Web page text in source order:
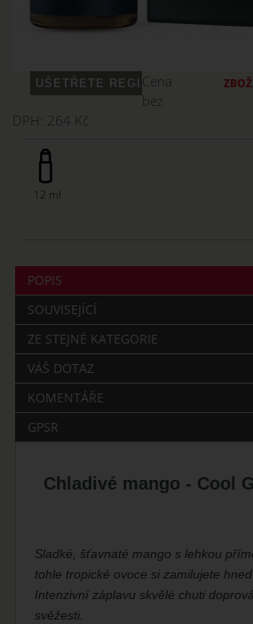
Cena
bez
DPH: 264 Kč
12 ml
POPIS
SOUVISEJÍCÍ
ZE STEJNÉ KATEGORIE
VÁŠ DOTAZ
KOMENTÁŘE
GPSR
Chladivé mango - Cool
Sladké, šťavnaté mango s lehkou
tohle tropické ovoce si zamilujete
Intenzivní záplavu skvělé chuti
svěžesti.